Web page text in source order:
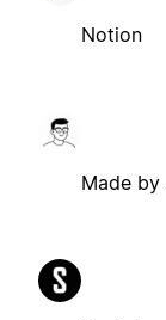
Notion
Made by